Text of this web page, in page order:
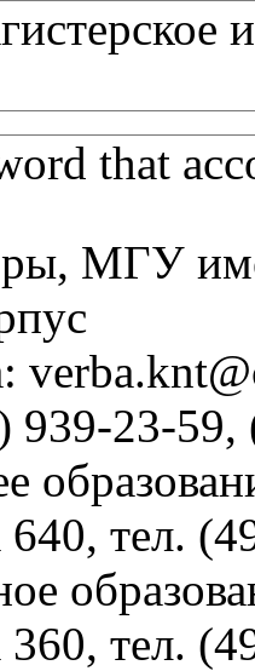
that
МГУ
939-23-
640, тел.
360, тел.